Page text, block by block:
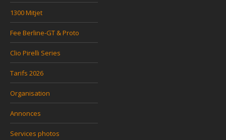
1300 Mitjet
Fee Berline-GT & Proto
Clio Pirelli Series
Tarifs 2026
Organisation
Annonces
Services photos